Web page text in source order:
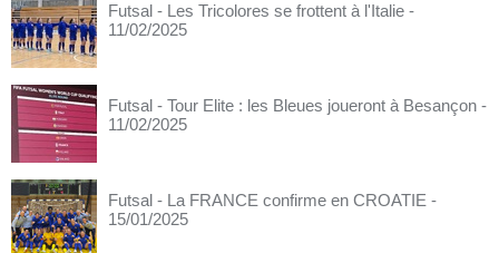
Futsal - Les Tricolores se frottent à l'Italie -
11/02/2025
Futsal - Tour Elite : les Bleues joueront à Besançon -
11/02/2025
Futsal - La FRANCE confirme en CROATIE -
15/01/2025